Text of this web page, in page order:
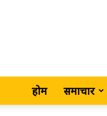
होम समाचार